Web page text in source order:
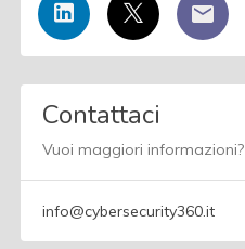
Contattaci
Vuoi maggiori informazioni?
info@cybersecurity360.it